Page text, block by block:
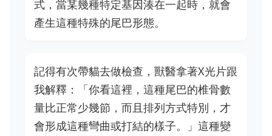
式，當某幾種特定基因湊在一起時，就會
產生這種特殊的尾巴形態。
記得有次帶貓去做檢查，獸醫拿著X光片跟
我解釋：「你看這裡，這種尾巴的椎骨數
量比正常少幾節，而且排列方式特別，才
會形成這種彎曲或打結的樣子。」這種變